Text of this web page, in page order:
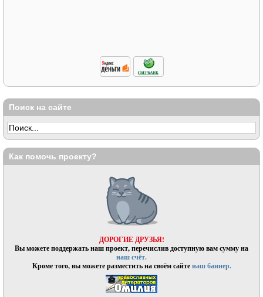
Поиск на сайте
Как помочь проекту?
ДОРОГИЕ ДРУЗЬЯ!
Вы можете поддержать наш проект, перечислив доступную вам сумму на
наш счёт.
Кроме того, вы можете разместить на своём сайтенаш баннер.